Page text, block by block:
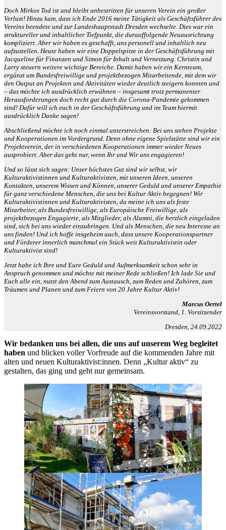
Doch Mirkos Tod ist und bleibt unbestritten für unseren Verein ein großer
Verlust! Hinzu kam, dass ich Ende 2016 meine Tätigkeit als Geschäftsführer des
Vereins beendete und zur Landeshauptstadt Dresden wechselte. Dies war ein
struktureller und inhaltlicher Tiefpunkt, die darauffolgende Neuausrichtung
kompliziert. Aber wir haben es geschafft, uns personell und inhaltlich neu
aufzustellen. Heute haben wir eine Doppelspitze in der Geschäftsführung mit
Jacqueline für Finanzen und Simon für Inhalt und Vernetzung. Christin und
Larry steuern weitere wichtige Bereiche. Damit haben wir ein Kernteam,
ergänzt um Bundesfreiwillige und projektbezogen Mitarbeitende, mit dem wir
den Output an Projekten und Aktivitäten wieder deutlich steigern konnten und
– das möchte ich ausdrücklich erwähnen – insgesamt trotz permanenter
Herausforderungen doch recht gut durch die Corona-Pandemie gekommen
sind! Dafür will ich euch in der Geschäftsführung und im Team hiermit
ausdrücklich Danke sagen!
Abschließend möchte ich noch einmal unterstreichen: Bei uns stehen Projekte
und Kooperationen im Vordergrund. Denn ohne eigene Spielstätte sind wir ein
Projektverein, der in verschiedenen Kooperationen immer wieder Neues
ausprobiert. Aber das geht nur, wenn Ihr und Wir uns engagieren!
Und so lässt sich sagen: Unser höchstes Gut sind wir selbst, wir
Kulturaktivistinnen und Kulturaktivisten, mit unseren Ideen, unseren
Kontakten, unserem Wissen und Können, unserer Geduld und unserer Empathie
für ganz verschiedene Menschen, die uns bei Kultur Aktiv begegnen! Wir
Kulturaktivistinnen und Kulturaktivisten, da meine ich uns als feste
Mitarbeiter, als Bundesfreiwillige, als Europäische Freiwillige, als
projektbezogen Engagierte, als Mitglieder, als Alumni, die herzlich eingeladen
sind, sich bei uns wieder einzubringen. Und als Menschen, die neu Interesse an
uns finden! Und ich hoffe insgeheim auch, dass unsere Kooperationspartner
und Förderer innerlich manchmal ein Stück weit Kulturaktivistin oder
Kulturaktivist sind!
Jetzt habe ich Ihre und Eure Geduld und Aufmerksamkeit schon sehr in
Anspruch genommen und möchte mit meiner Rede schließen! Ich lade Sie und
Euch alle ein, nutzt den Abend zum Austausch, zum Reden und Zuhören, zum
Träumen und Planen und zum Feiern von 20 Jahre Kultur Aktiv!
Marcus Oertel
Vereinsvorstand, 1. Vorsitzender
Dresden 24.09.2022
Wir bedanken uns bei allen, die uns auf unserem Weg begleitet
haben und blicken voller Vorfreude auf die kommenden Jahre mit
alten und neuen Kulturaktivist:innen. Denn „Kultur aktiv“ zu
gestalten, das ging und geht nur gemeinsam.